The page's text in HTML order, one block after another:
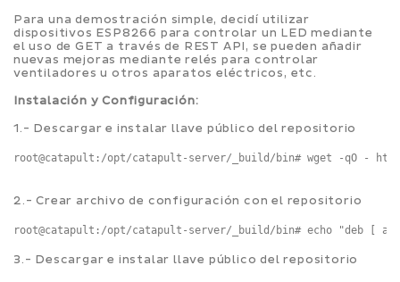
Para una demostración simple, decidí utilizar
dispositivos ESP8266 para controlar un LED mediante
el uso de GET a través de REST API, se pueden añadir
nuevas mejoras mediante relés para controlar
ventiladores u otros aparatos eléctricos, etc.
Instalación y Configuración:
1.- Descargar e instalar llave público del repositorio
root@catapult:/opt/catapult-server/_build/bin# wget -qO -
2.- Crear archivo de configuración con el repositorio
root@catapult:/opt/catapult-server/_build/bin# echo "deb [
3.- Descargar e instalar llave público del repositorio